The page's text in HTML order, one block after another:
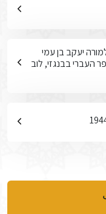
יעקב בן עמי
העברי בבנגזי, לוב